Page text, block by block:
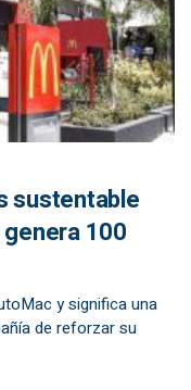
sustentable
100
y significa una
de reforzar su